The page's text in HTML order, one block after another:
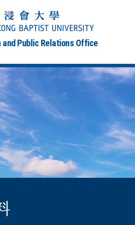
and Public Relations Office